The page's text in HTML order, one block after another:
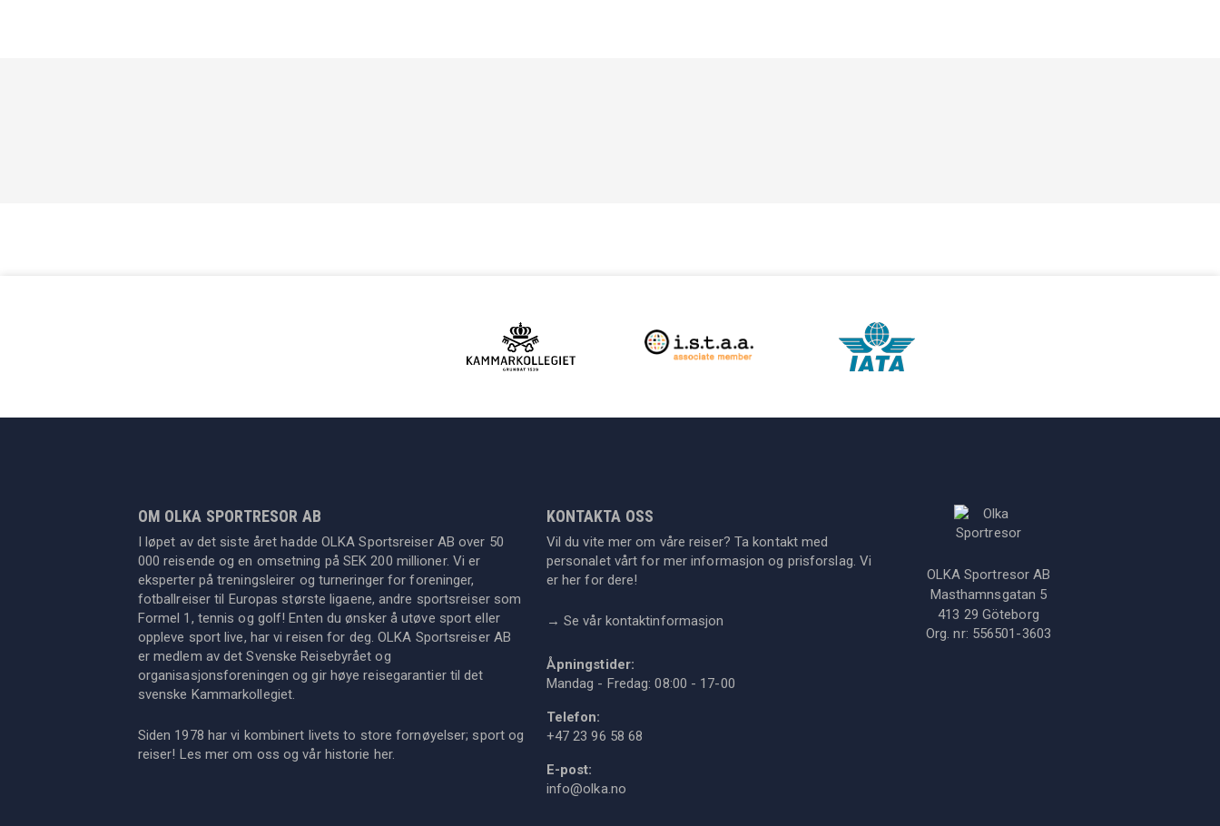
OM OLKA SPORTRESOR AB
I løpet av det siste året hadde OLKA Sportsreiser AB over 50
000 reisende og en omsetning på SEK 200 millioner. Vi er
eksperter på treningsleirer og turneringer for foreninger,
fotballreiser til Europas største ligaene, andre sportsreiser som
Formel 1, tennis og golf! Enten du ønsker å utøve sport eller
oppleve sport live, har vi reisen for deg. OLKA Sportsreiser AB
er medlem av det Svenske Reisebyrået og
organisasjonsforeningen og gir høye reisegarantier til det
svenske Kammarkollegiet.
Siden 1978 har vi kombinert livets to store fornøyelser; sport og
reiser! Les mer om oss og vår historie her.
KONTAKTA OSS
Vil du vite mer om våre reiser? Ta kontakt med
personalet vårt for mer informasjon og prisforslag. Vi
er her for dere!
→ Se vår kontaktinformasjon
Åpningstider:
Mandag - Fredag: 08:00 - 17-00
Telefon:
+47 23 96 58 68
E-post:
info@olka.no
OLKA Sportresor AB
Masthamnsgatan 5
413 29 Göteborg
Org. nr: 556501-3603